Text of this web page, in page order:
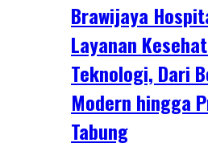
Brawijaya
Layanan
Teknologi, Dari
Modern hingga
Tabung